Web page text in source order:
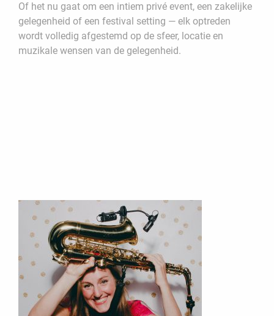
Of het nu gaat om een intiem privé event, een zakelijke
gelegenheid of een festival setting — elk optreden
wordt volledig afgestemd op de sfeer, locatie en
muzikale wensen van de gelegenheid.